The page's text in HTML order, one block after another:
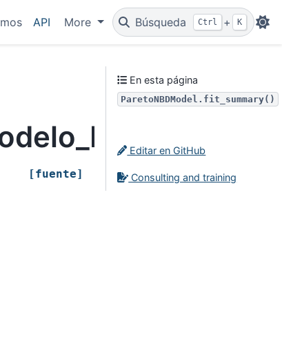
API More Búsqueda Ctrl + K
[fuente]
En esta página
ParetoNBDModel.fit_summary()
Editar en GitHub
Consulting and training